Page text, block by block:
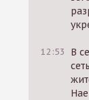
12:53
В